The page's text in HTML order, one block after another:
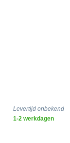
Levertijd onbekend
1-2 werkdagen